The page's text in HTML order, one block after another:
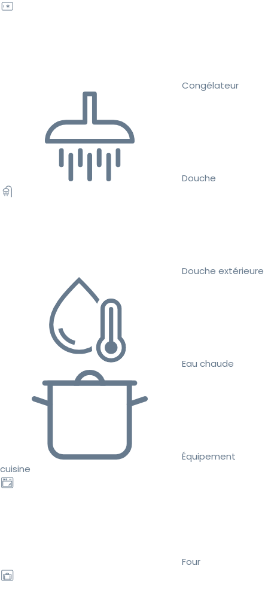
Congélateur
Douche
Douche extérieure
Eau chaude
Équipement
cuisine
Four